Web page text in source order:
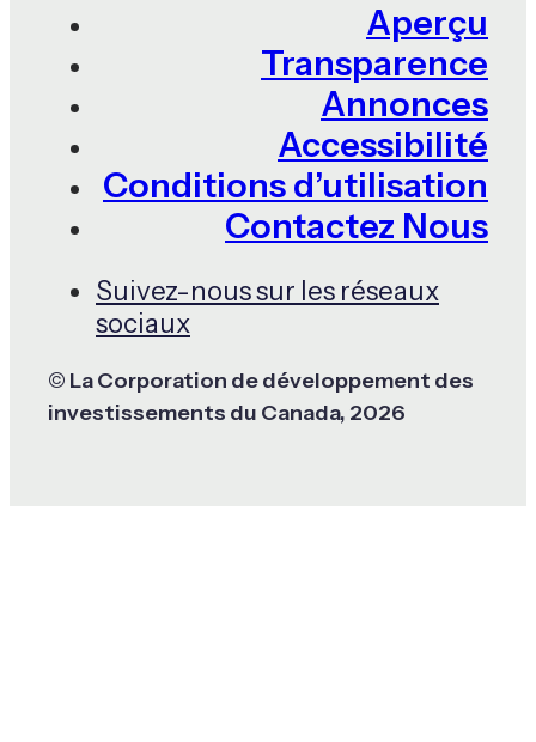
Aperçu
Transparence
Annonces
Accessibilité
Conditions d’utilisation
Contactez Nous
Suivez-nous sur les réseaux
sociaux
© La Corporation de développement des
investissements du Canada, 2026